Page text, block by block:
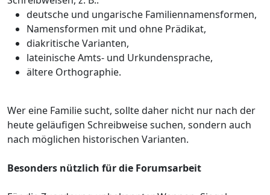
deutsche und ungarische Familiennamensformen,
Namensformen mit und ohne Prädikat,
diakritische Varianten,
lateinische Amts- und Urkundensprache,
ältere Orthographie.
Wer eine Familie sucht, sollte daher nicht nur nach der
heute geläufigen Schreibweise suchen, sondern auch
nach möglichen historischen Varianten.
Besonders nützlich für die Forumsarbeit